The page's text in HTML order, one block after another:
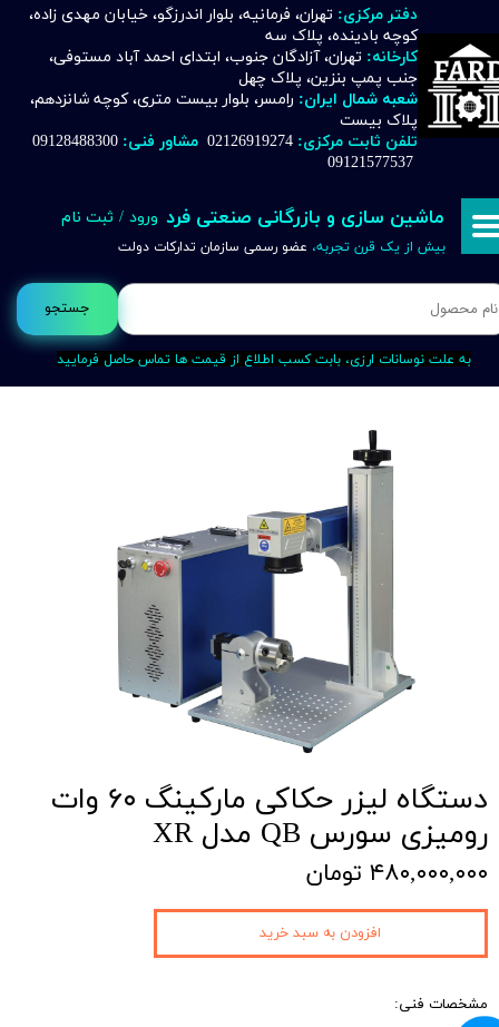
جستجو
دفتر مرکزی: تهران، فرمانیه، بلوار اندرزگو، خیابان مهدی زاده،
کوچه بادینده، پلاک سه
کارخانه: تهران، آزادگان جنوب، ابتدای احمد آباد مستوفی،
جنب پمپ بنزین، پلاک چهل
شعبه شمال ایران: رامسر، بلوار بیست متری، کوچه شانزدهم،
پلاک بیست
تلفن ثابت مرکزی: 02126919274 مشاور فنی:
09121577537
ماشین سازی و بازرگانی صنعتی فرد
بیش از یک قرن تجربه، عضو رسمی سازمان تدارکات دولت
ورود / ثبت نام
حساب کاربری من
تغییر گذر واژه
خروج از حساب کاربری
به علت نوسانات ارزی، بابت کسب اطلاع از قیمت ها تماس حاصل فرمایید
دستگاه لیزر حکاکی مارکینگ ۶۰ وات
رومیزی سورس QB مدل XR
۴۸۰,۰۰۰,۰۰۰ تومان
مشخصات فنی:
افزودن به سبد خرید